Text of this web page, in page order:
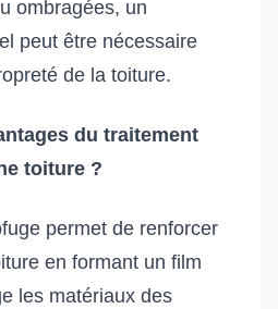
ombragées, un
peut être nécessaire
de la toiture.
du traitement
toiture ?
permet de renforcer
en formant un film
les matériaux des